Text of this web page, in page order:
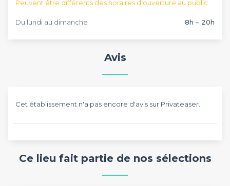
Peuvent être différents des horaires d'ouverture au public
Du lundi au dimanche 8h – 20h
Avis
Cet établissement n'a pas encore d'avis sur Privateaser.
Ce lieu fait partie de nos sélections